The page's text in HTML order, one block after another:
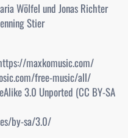
Wölfel und Jonas Richter
Stier
maxkomusic.com/
free-music/all/
3.0 Unported (CC BY-SA
by-sa/3.0/